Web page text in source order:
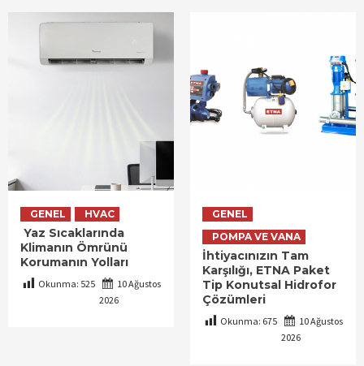
GENEL HVAC
Yaz Sıcaklarında
Klimanın Ömrünü
Korumanın Yolları
Okunma: 525
10 Ağustos
2026
GENEL
POMPA VE VANA
İhtiyacınızın Tam
Karşılığı, ETNA Paket
Tip Konutsal Hidrofor
Çözümleri
Okunma: 675
10 Ağustos
2026